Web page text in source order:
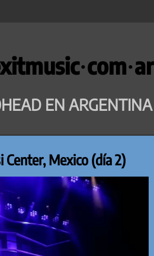
EN ARGENTINA
Center, Mexico (día 2)